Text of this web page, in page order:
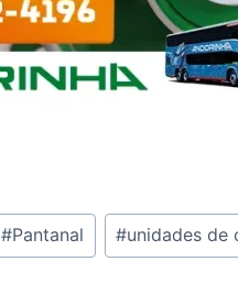
#Pantanal #unidades de